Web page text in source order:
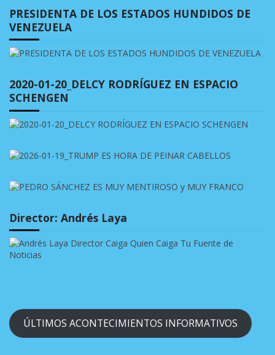
PRESIDENTA DE LOS ESTADOS HUNDIDOS DE
VENEZUELA
2020-01-20_DELCY RODRÍGUEZ EN ESPACIO
SCHENGEN
Director: Andrés Laya
ÚLTIMOS ACONTECIMIENTOS INFORMATIVOS